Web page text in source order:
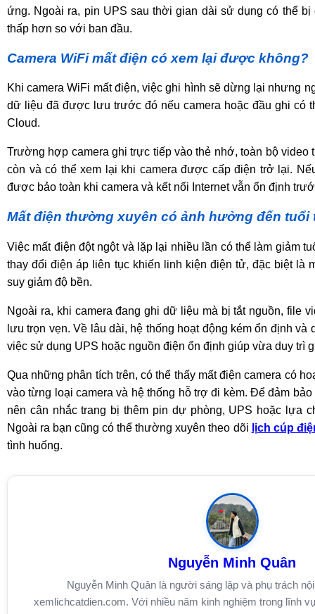
ứng. Ngoài ra, pin UPS sau thời gian dài sử dụng có thể
thấp hơn so với ban đầu.
Camera WiFi mất điện có xem lại được không?
Khi camera WiFi mất điện, việc ghi hình sẽ dừng lại nhưng
dữ liệu đã được lưu trước đó nếu camera hoặc đầu ghi có
Cloud.
Trường hợp camera ghi trực tiếp vào thẻ nhớ, toàn bộ video
còn và có thể xem lại khi camera được cấp điện trở lại.
được bảo toàn khi camera và kết nối Internet vẫn ổn định
Mất điện thường xuyên có ảnh hưởng đến tuổi
Việc mất điện đột ngột và lặp lại nhiều lần có thể làm giảm
thay đổi điện áp liên tục khiến linh kiện điện tử, đặc biệt là
suy giảm độ bền.
Ngoài ra, khi camera đang ghi dữ liệu mà bị tắt nguồn, file
lưu trọn vẹn. Về lâu dài, hệ thống hoạt động kém ổn định và
việc sử dụng UPS hoặc nguồn điện ổn định giúp vừa duy trì
Qua những phân tích trên, có thể thấy mất điện camera có
vào từng loại camera và hệ thống hỗ trợ đi kèm. Để đảm
nên cân nhắc trang bị thêm pin dự phòng, UPS hoặc lựa
Ngoài ra bạn cũng có thể thường xuyên theo dõi lịch cúp
tình huống.
Nguyễn Minh Quân
Nguyễn Minh Quân là người sáng lập và phụ trách
xemlichcatdien.com. Với nhiều năm kinh nghiệm trong lĩnh